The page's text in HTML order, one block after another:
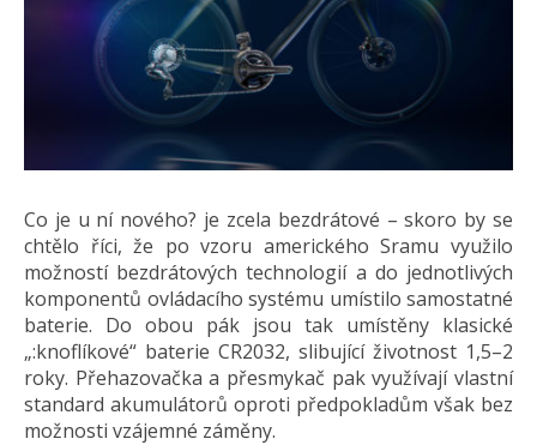
Co je u ní nového? je zcela bezdrátové – skoro by se
chtělo říci, že po vzoru amerického Sramu využilo
možností bezdrátových technologií a do jednotlivých
komponentů ovládacího systému umístilo samostatné
baterie. Do obou pák jsou tak umístěny klasické
„:knoflíkové“ baterie CR2032, slibující životnost 1,5–2
roky. Přehazovačka a přesmykač pak využívají vlastní
standard akumulátorů oproti předpokladům však bez
možnosti vzájemné záměny.